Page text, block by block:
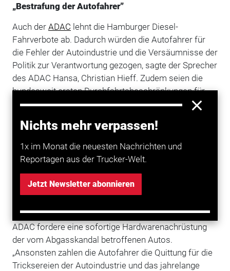
Nichts mehr verpassen!
1x im Monat die neuesten Nachrichten und
Reportagen aus der Trucker-Welt.
Jetzt Newsletter abonnieren
„Bestrafung der Autofahrer”
Auch der ADAC lehnt die Hamburger Diesel-
Fahrverbote ab. Dadurch würden die Autofahrer für
die Fehler der Autoindustrie und die Versäumnisse der
Politik zur Verantwortung gezogen, sagte der Sprecher
des ADAC Hansa, Christian Hieff. Zudem seien die
bundesweit ersten Durchfahrtsbeschränkungen für
ältere Diesel, die nicht die Abgasnorm Euro-6 erfüllen,
von außen eben nicht an, ob es die Euro 5 oder 6
erfüllt.” Ausnahmen wie für Anlieger und
Lieferfahrzeuge erschwerten die Durchsetzung
Fahrverbote seien insgesamt der falsche Weg,
der Autoindustrie nehmen, sagte Hieff. Der
ADAC fordere eine sofortige Hardwarenachrüstung
der vom Abgasskandal betroffenen Autos.
„Ansonsten zahlen die Autofahrer die Quittung für die
Tricksereien der Autoindustrie und das jahrelange